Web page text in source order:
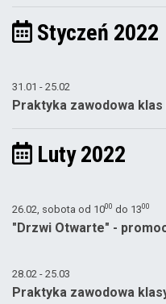
Styczeń 2022
31.01 - 25.02
Praktyka zawodowa klas
Luty 2022
26.02, sobota od 1000 do 1300
"Drzwi Otwarte" -
28.02 - 25.03
Praktyka zawodowa